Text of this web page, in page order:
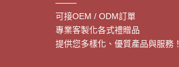
可接OEM / ODM訂單
專業客製化各式禮贈品
提供您多樣化、優質產品與服務！